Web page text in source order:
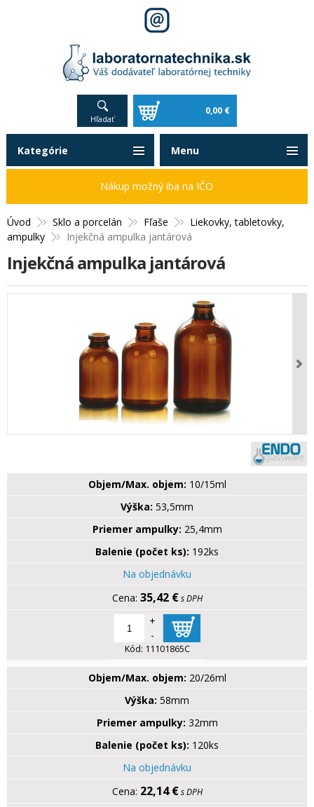
Hľadať
0,00 €
Úvod Sklo a porcelán Fľaše
Liekovky, tabletovky,
ampulky
Injekčná ampulka jantárová
Injekčná ampulka jantárová
Objem/Max. objem: 10/15ml
Výška: 53,5mm
Priemer ampulky: 25,4mm
Balenie (počet ks): 192ks
Na objednávku
35,42 € s DPH
+
-
Kód: 11101865C
Objem/Max. objem: 20/26ml
Výška: 58mm
Priemer ampulky: 32mm
Balenie (počet ks): 120ks
Na objednávku
22,14 € s DPH
Kategórie
Nákup možný iba na IČO
Menu